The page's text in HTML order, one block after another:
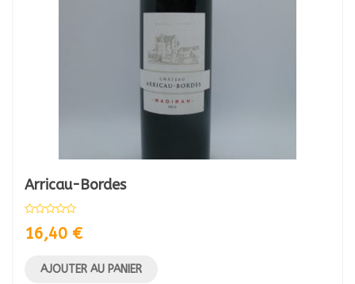
Arricau-Bordes
16,40 €
AJOUTER AU PANIER